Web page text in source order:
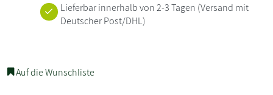
Lieferbar innerhalb von 2-3 Tagen (Versand mit
Deutscher Post/DHL)
Auf die Wunschliste